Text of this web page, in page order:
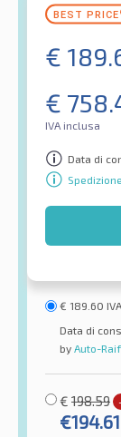
€
€
IVA inclusa
Data di
€ 189.60
Data di
by Auto-
€ 198.59
€194.61